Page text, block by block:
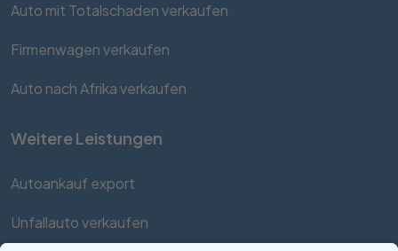
Auto mit Totalschaden verkaufen
Firmenwagen verkaufen
Auto nach Afrika verkaufen
Weitere Leistungen
Autoankauf export
Unfallauto verkaufen